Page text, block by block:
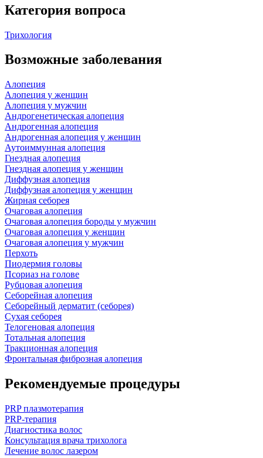
Категория вопроса
Трихология
Возможные заболевания
Алопеция
Алопеция у женщин
Алопеция у мужчин
Андрогенетическая алопеция
Андрогенная алопеция
Андрогенная алопеция у женщин
Аутоиммунная алопеция
Гнездная алопеция
Гнездная алопеция у женщин
Диффузная алопеция
Диффузная алопеция у женщин
Жирная себорея
Очаговая алопеция
Очаговая алопеция бороды у мужчин
Очаговая алопеция у женщин
Очаговая алопеция у мужчин
Перхоть
Пиодермия головы
Псориаз на голове
Рубцовая алопеция
Себорейная алопеция
Себорейный дерматит (себорея)
Сухая себорея
Телогеновая алопеция
Тотальная алопеция
Тракционная алопеция
Фронтальная фиброзная алопеция
Рекомендуемые процедуры
PRP плазмотерапия
PRP-терапия
Диагностика волос
Консультация врача трихолога
Лечение волос лазером